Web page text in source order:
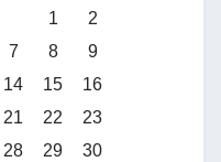
1
2
7 8
9
14 15
16
21 22
23
28 29
30